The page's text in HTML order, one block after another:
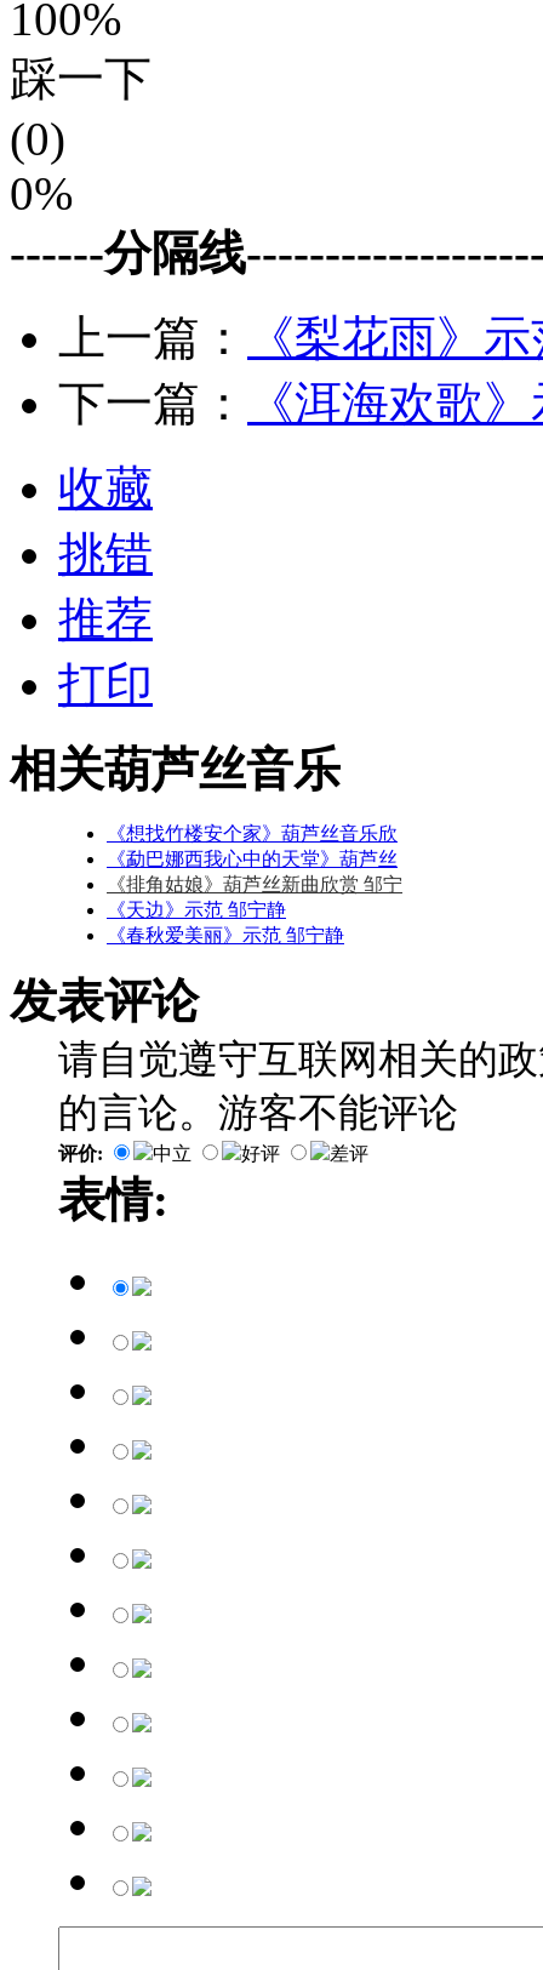
100%
踩一下
(0)
0%
------分隔线
上一篇：
《梨花雨》
下一篇：
《洱海欢歌
收藏
挑错
推荐
打印
相关葫芦丝音乐
《想找竹楼安个家》葫芦丝音乐欣
《勐巴娜西我心中的天堂》葫芦丝
《排角姑娘》葫芦丝新曲欣赏 邹宁
《天边》示范 邹宁静
《春秋爱美丽》示范 邹宁静
发表评论
请自觉遵守互联网相关的
的言论。游客不能评论
评价: 中立 好评 差评
表情: